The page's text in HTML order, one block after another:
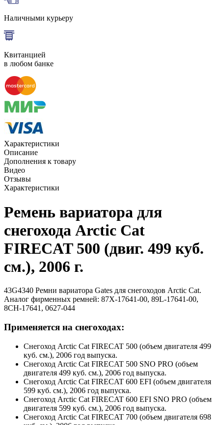
Наличными курьеру
Квитанцией
в любом банке
Характеристики
Описание
Дополнения к товару
Видео
Отзывы
Характеристики
Ремень вариатора для
снегохода Arctic Cat
FIRECAT 500 (двиг. 499 куб.
см.), 2006 г.
43G4340 Ремни вариатора Gates для снегоходов Arctic Cat.
Аналог фирменных ремней: 87X-17641-00, 89L-17641-00,
8CH-17641, 0627-044
Применяется на снегоходах:
Снегоход Arctic Cat FIRECAT 500 (объем двигателя 499
куб. см.), 2006 год выпуска.
Снегоход Arctic Cat FIRECAT 500 SNO PRO (объем
двигателя 499 куб. см.), 2006 год выпуска.
Снегоход Arctic Cat FIRECAT 600 EFI (объем двигателя
599 куб. см.), 2006 год выпуска.
Снегоход Arctic Cat FIRECAT 600 EFI SNO PRO (объем
двигателя 599 куб. см.), 2006 год выпуска.
Снегоход Arctic Cat FIRECAT 700 (объем двигателя 698